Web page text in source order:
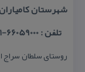
شهرستان
تلفن : 66059000-021
روستای سلطان